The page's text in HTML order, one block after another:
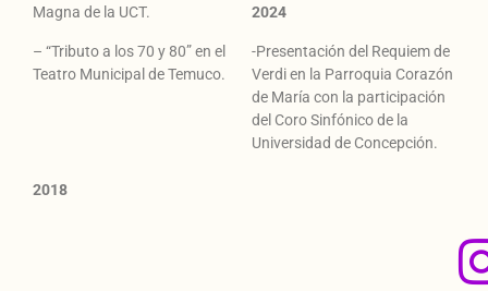
Magna de la UCT.
– “Tributo a los 70 y 80” en el
Teatro Municipal de Temuco.
2018
2024
-Presentación del Requiem de
Verdi en la Parroquia Corazón
de María con la participación
del Coro Sinfónico de la
Universidad de Concepción.